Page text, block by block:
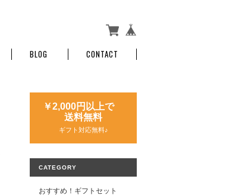
BLOG CONTACT
￥2,000円以上で
送料無料
ギフト対応無料♪
CATEGORY
おすすめ！ギフトセット